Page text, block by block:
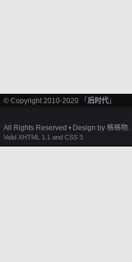
© Copyright 2010-2020 「 后时代 」
All Rights Reserved • Design by 格格物.
Valid XHTML 1.1 and CSS 3.